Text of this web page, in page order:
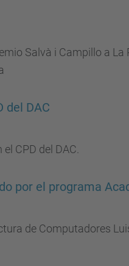
Salvà i Campillo a
del DAC
CPD del DAC.
por el programa
de Computadores